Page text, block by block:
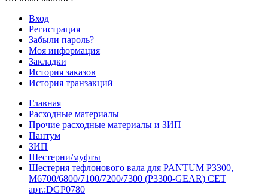
Вход
Регистрация
Забыли пароль?
Моя информация
Закладки
История заказов
История транзакций
Главная
Расходные материалы
Прочие расходные материалы и ЗИП
Пантум
ЗИП
Шестерни/муфты
Шестерня тефлонового вала для PANTUM P3300,
M6700/6800/7100/7200/7300 (P3300-GEAR) CET
арт.:DGP0780